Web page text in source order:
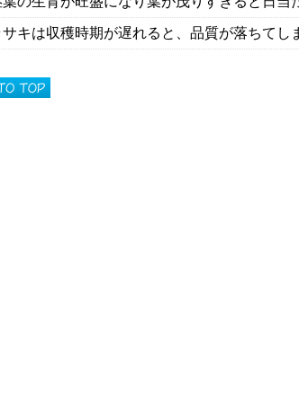
キは収穫時期が遅れると、品質が落ちてし